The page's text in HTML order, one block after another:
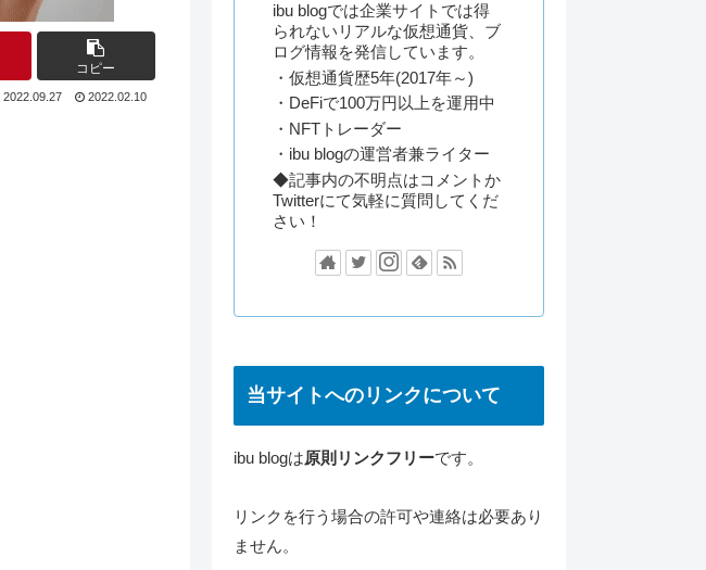
コピー
2022.09.27 2022.02.10
ibu blogでは企業サイトでは得
られないリアルな仮想通貨、ブ
ログ情報を発信しています。
・仮想通貨歴5年(2017年～)
・DeFiで100万円以上を運用中
・NFTトレーダー
・ibu blogの運営者兼ライター
◆記事内の不明点はコメントか
Twitterにて気軽に質問してくだ
さい！
当サイトへのリンクについて
ibu blogは原則リンクフリーです。
リンクを行う場合の許可や連絡は必要あり
ません。